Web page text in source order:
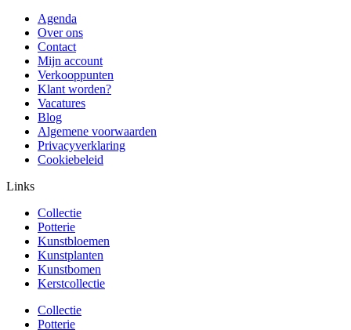
Agenda
Over ons
Contact
Mijn account
Verkooppunten
Klant worden?
Vacatures
Blog
Algemene voorwaarden
Privacyverklaring
Cookiebeleid
Links
Collectie
Potterie
Kunstbloemen
Kunstplanten
Kunstbomen
Kerstcollectie
Collectie
Potterie